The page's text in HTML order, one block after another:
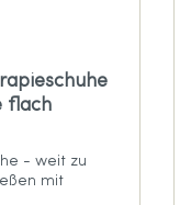
flach
- weit zu
mit